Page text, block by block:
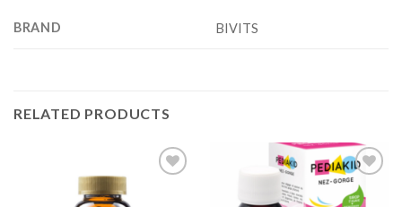
BRAND BIVITS
RELATED PRODUCTS
Add to
wishlist